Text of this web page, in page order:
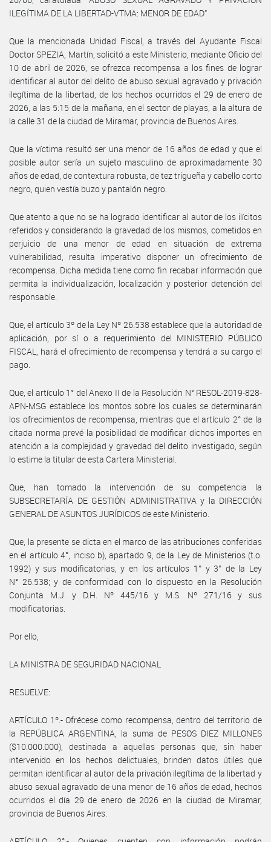
ILEGÍTIMA DE LA LIBERTAD-VTMA: MENOR DE EDAD”
Que la mencionada Unidad Fiscal, a través del Ayudante Fiscal
Doctor SPEZIA, Martín, solicitó a este Ministerio, mediante Oficio del
10 de abril de 2026, se ofrezca recompensa a los fines de lograr
identificar al autor del delito de abuso sexual agravado y privación
ilegítima de la libertad, de los hechos ocurridos el 29 de enero de
2026, a las 5:15 de la mañana, en el sector de playas, a la altura de
la calle 31 de la ciudad de Miramar, provincia de Buenos Aires.
Que la víctima resultó ser una menor de 16 años de edad y que el
posible autor sería un sujeto masculino de aproximadamente 30
años de edad, de contextura robusta, de tez trigueña y cabello corto
negro, quien vestía buzo y pantalón negro.
Que atento a que no se ha logrado identificar al autor de los ilícitos
referidos y considerando la gravedad de los mismos, cometidos en
perjuicio de una menor de edad en situación de extrema
vulnerabilidad, resulta imperativo disponer un ofrecimiento de
recompensa. Dicha medida tiene como fin recabar información que
permita la individualización, localización y posterior detención del
responsable.
Que, el artículo 3º de la Ley Nº 26.538 establece que la autoridad de
aplicación, por sí o a requerimiento del MINISTERIO PÚBLICO
FISCAL, hará el ofrecimiento de recompensa y tendrá a su cargo el
pago.
Que, el artículo 1° del Anexo II de la Resolución N° RESOL-2019-828-
APN-MSG establece los montos sobre los cuales se determinarán
los ofrecimientos de recompensa, mientras que el artículo 2° de la
citada norma prevé la posibilidad de modificar dichos importes en
atención a la complejidad y gravedad del delito investigado, según
lo estime la titular de esta Cartera Ministerial.
Que, han tomado la intervención de su competencia la
SUBSECRETARÍA DE GESTIÓN ADMINISTRATIVA y la DIRECCIÓN
GENERAL DE ASUNTOS JURÍDICOS de este Ministerio.
Que, la presente se dicta en el marco de las atribuciones conferidas
en el artículo 4°, inciso b), apartado 9, de la Ley de Ministerios (t.o.
1992) y sus modificatorias, y en los artículos 1° y 3° de la Ley
N° 26.538; y de conformidad con lo dispuesto en la Resolución
Conjunta M.J. y D.H. Nº 445/16 y M.S. Nº 271/16 y sus
modificatorias.
Por ello,
LA MINISTRA DE SEGURIDAD NACIONAL
RESUELVE:
ARTÍCULO 1º.- Ofrécese como recompensa, dentro del territorio de
la REPÚBLICA ARGENTINA, la suma de PESOS DIEZ MILLONES
($10.000.000), destinada a aquellas personas que, sin haber
intervenido en los hechos delictuales, brinden datos útiles que
permitan identificar al autor de la privación ilegítima de la libertad y
abuso sexual agravado de una menor de 16 años de edad, hechos
ocurridos el día 29 de enero de 2026 en la ciudad de Miramar,
provincia de Buenos Aires.